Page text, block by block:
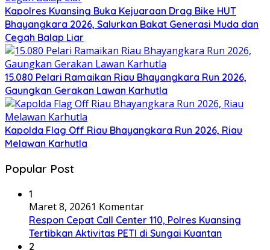
Kapolres Kuansing Buka Kejuaraan Drag Bike HUT
Bhayangkara 2026, Salurkan Bakat Generasi Muda dan
Cegah Balap Liar
15.080 Pelari Ramaikan Riau Bhayangkara Run 2026,
Gaungkan Gerakan Lawan Karhutla
Kapolda Flag Off Riau Bhayangkara Run 2026, Riau
Melawan Karhutla
Popular Post
1
Maret 8, 20261 Komentar
Respon Cepat Call Center 110, Polres Kuansing
Tertibkan Aktivitas PETI di Sungai Kuantan
2